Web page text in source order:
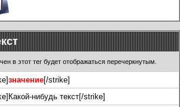
в этот тег будет отображаться перечеркнутым.
значение[/strike]
нибудь текст[/strike]